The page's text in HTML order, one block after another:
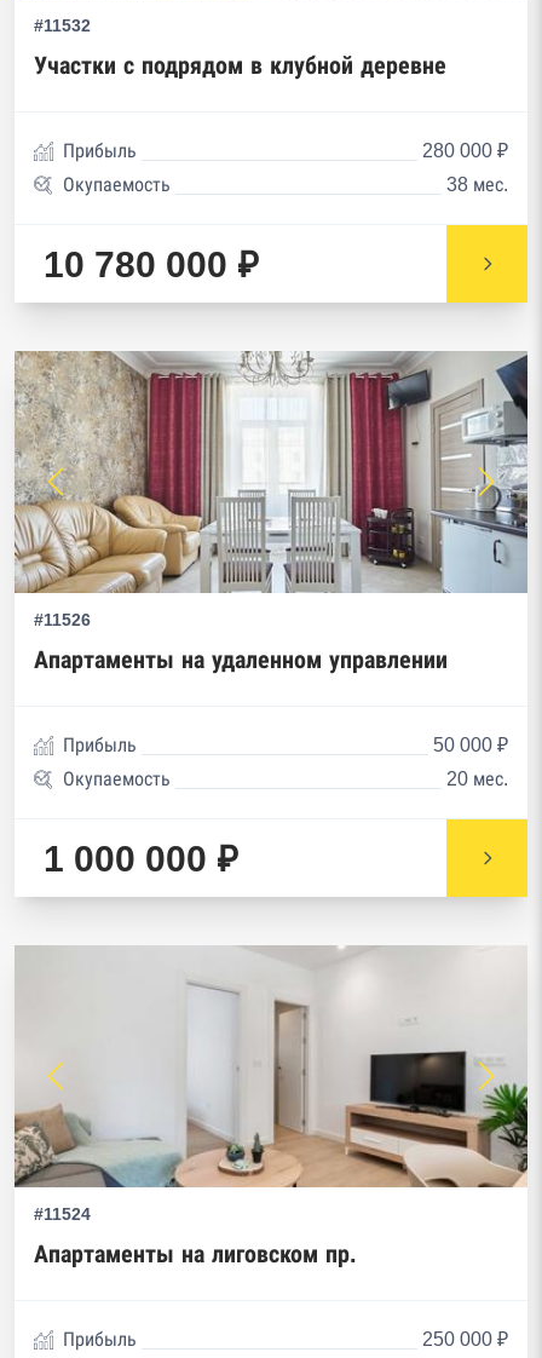
#11532
Участки с подрядом в клубной деревне
Прибыль
280 000 ₽
Окупаемость
38 мес.
10 780 000 ₽
#11526
Апартаменты на удаленном управлении
Прибыль
50 000 ₽
Окупаемость
20 мес.
1 000 000 ₽
#11524
Апартаменты на лиговском пр.
Прибыль 250 000 ₽